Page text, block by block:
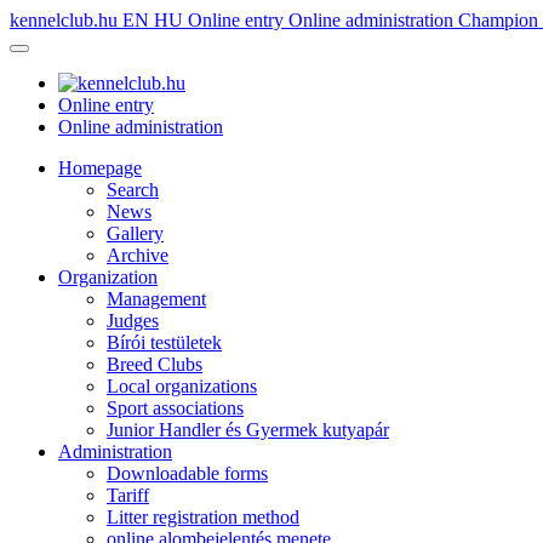
kennelclub.hu EN HU Online entry Online administration Champion
Online entry
Online administration
Homepage
Search
News
Gallery
Archive
Organization
Management
Judges
Bírói testületek
Breed Clubs
Local organizations
Sport associations
Junior Handler és Gyermek kutyapár
Administration
Downloadable forms
Tariff
Litter registration method
online alombejelentés menete